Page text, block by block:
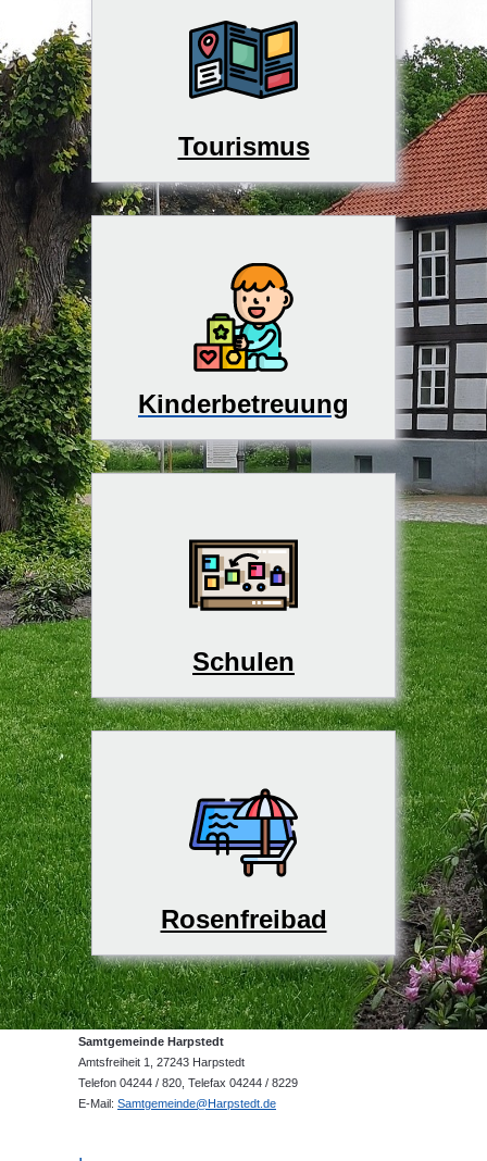
Tourismus
Kinderbetreuung
Schulen
Rosenfreibad
Samtgemeinde Harpstedt
Amtsfreiheit 1, 27243 Harpstedt
Telefon 04244 / 820, Telefax 04244 / 8229
E-Mail: Samtgemeinde@Harpstedt.de